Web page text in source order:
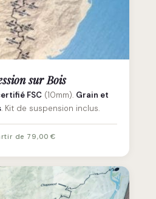
sur Bois
FSC(10mm). Grain et
. Kit de suspension inclus.
de 79,00 €